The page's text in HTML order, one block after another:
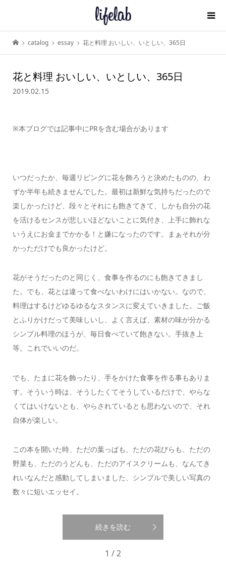
catalog essay 花と料理 おいしい、いとしい、365日
花と料理 おいしい、いとしい、365日
2019.02.15
※本ブログでは記事中にPRを含む場合があります
いつだったか、毎週リビングに花を飾ろうと決めたものの、わ
ずか半年も続きませんでした。最初は新鮮な気持ちだったので
楽しかったけど、段々とそれにも飽きてきて、しかも自分の花
を活けるセンスが悲しいほどないことに気付き、上手に飾れな
いうえにお金までかかる！と嫌になったのです。まぁそれが分
かっただけでも良かったけど。
花がそうだったのと同じく、食事を作るのにも飽きてきまし
た。でも、花とは違って食べないわけにはいかない。なので、
料理はするけどゆるゆるなスタンスに変えていきました。ご飯
とふりかけだって美味しいし、よく言えば、素材の味が分かる
シンプル料理のほうが、毎日食べていて飽きない。手抜き上
等。これでいいのだ。
でも、たまに花を飾ったり、手をかけた食事を作る事もありま
す。そういう時は、そうしたくてそうしているだけで、やらな
くてはいけないとも、やらされているとも思わないので、それ
自体が楽しい。
この本を開いた時、ただの葉っぱも、ただの花びらも、ただの
野菜も、ただのうどんも、ただのアイスクリームも、なんてき
れいなんだと感動してしまいました、シンプルで美しい写真の
数々に短いエッセイ。
続きを読む
1 / 2